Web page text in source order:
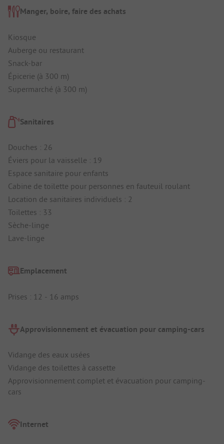
Manger, boire, faire des achats
Kiosque
Auberge ou restaurant
Snack-bar
Épicerie (à 300 m)
Supermarché (à 300 m)
Sanitaires
Douches : 26
Éviers pour la vaisselle : 19
Espace sanitaire pour enfants
Cabine de toilette pour personnes en fauteuil roulant
Location de sanitaires individuels : 2
Toilettes : 33
Sèche-linge
Lave-linge
Emplacement
Prises : 12 - 16 amps
Approvisionnement et évacuation pour camping-cars
Vidange des eaux usées
Vidange des toilettes à cassette
Approvisionnement complet et évacuation pour camping-
cars
Internet